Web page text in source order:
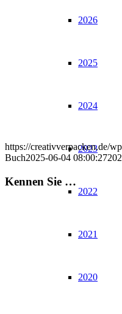
2026
2025
2024
2023
2022
2021
2020
https://creativverpacken.de/
Buch2025-06-04 08:00:27
Kennen Sie …